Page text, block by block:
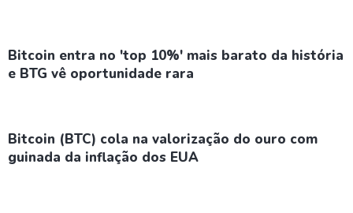
Bitcoin entra no 'top 10%' mais barato da história
e BTG vê oportunidade rara
Bitcoin (BTC) cola na valorização do ouro com
guinada da inflação dos EUA